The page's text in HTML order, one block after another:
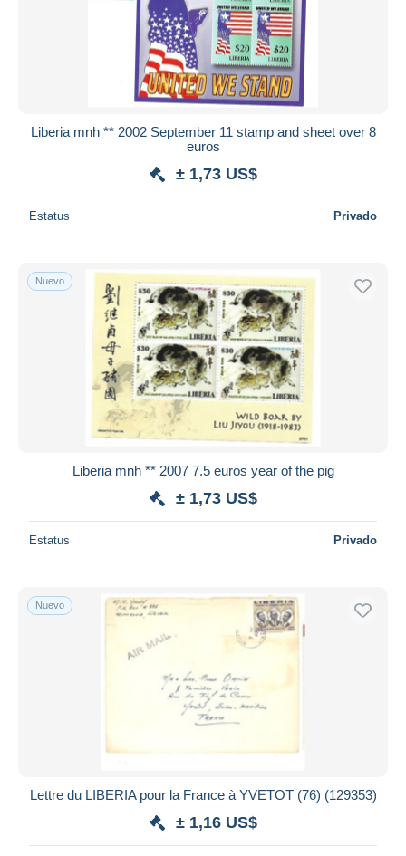
Liberia mnh ** 2002 September 11 stamp and sheet over 8
euros
± 1,73 US$
Estatus Privado
Nuevo
Liberia mnh ** 2007 7.5 euros year of the pig
± 1,73 US$
Estatus Privado
Nuevo
Lettre du LIBERIA pour la France à YVETOT (76) (129353)
± 1,16 US$